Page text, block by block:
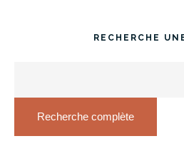
RECHERCHE
Recherche complète